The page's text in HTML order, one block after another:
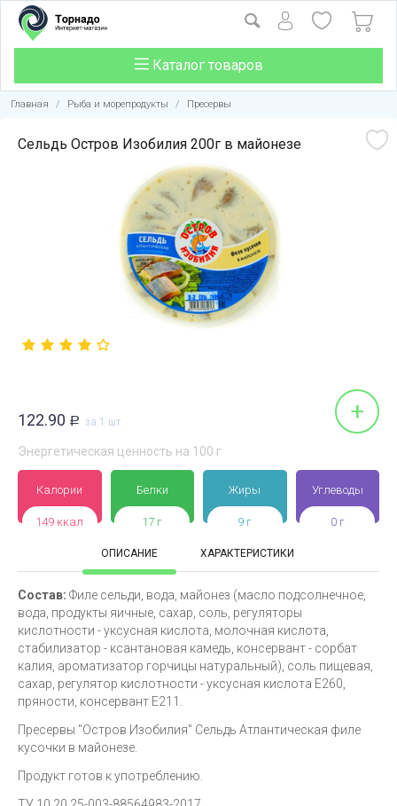
Каталог товаров
Главная / Рыба и морепродукты / Пресервы
Сельдь Остров Изобилия 200г в майонезе
122.90 Р за 1 шт +
Энергетическая ценность на 100 г
Калории
149 ккал
Белки
17 г
Жиры
9 г
Углеводы
0 г
ОПИСАНИЕ ХАРАКТЕРИСТИКИ
Состав: Филе сельди, вода, майонез (масло подсолнечное,
вода, продукты яичные, сахар, соль, регуляторы
кислотности - уксусная кислота, молочная кислота,
стабилизатор - ксантановая камедь, консервант - сорбат
калия, ароматизатор горчицы натуральный), соль пищевая,
сахар, регулятор кислотности - уксусная кислота Е260,
пряности, консервант Е211.
Пресервы "Остров Изобилия" Сельдь Атлантическая филе
кусочки в майонезе.
Продукт готов к употреблению.